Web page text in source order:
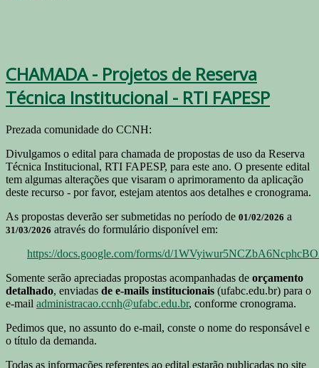
CHAMADA - Projetos de Reserva
Técnica Institucional - RTI FAPESP
Prezada comunidade do CCNH:
Divulgamos o edital para chamada de propostas de uso da Reserva
Técnica Institucional, RTI FAPESP, para este ano. O presente edital
tem algumas alterações que visaram o aprimoramento da aplicação
deste recurso - por favor, estejam atentos aos detalhes e cronograma.
As propostas deverão ser submetidas no período de 01/02/2026 a
31/03/2026 através do formulário disponível em:
https://docs.google.com/forms/d/
Somente serão apreciadas propostas acompanhadas de orçamento
detalhado, enviadas de e-mails institucionais (ufabc.edu.br) para o
e-mail administracao.ccnh@ufabc.edu.br, conforme cronograma.
Pedimos que, no assunto do e-mail, conste o nome do responsável e
o título da demanda.
Todas as informações referentes ao edital estarão publicadas no site